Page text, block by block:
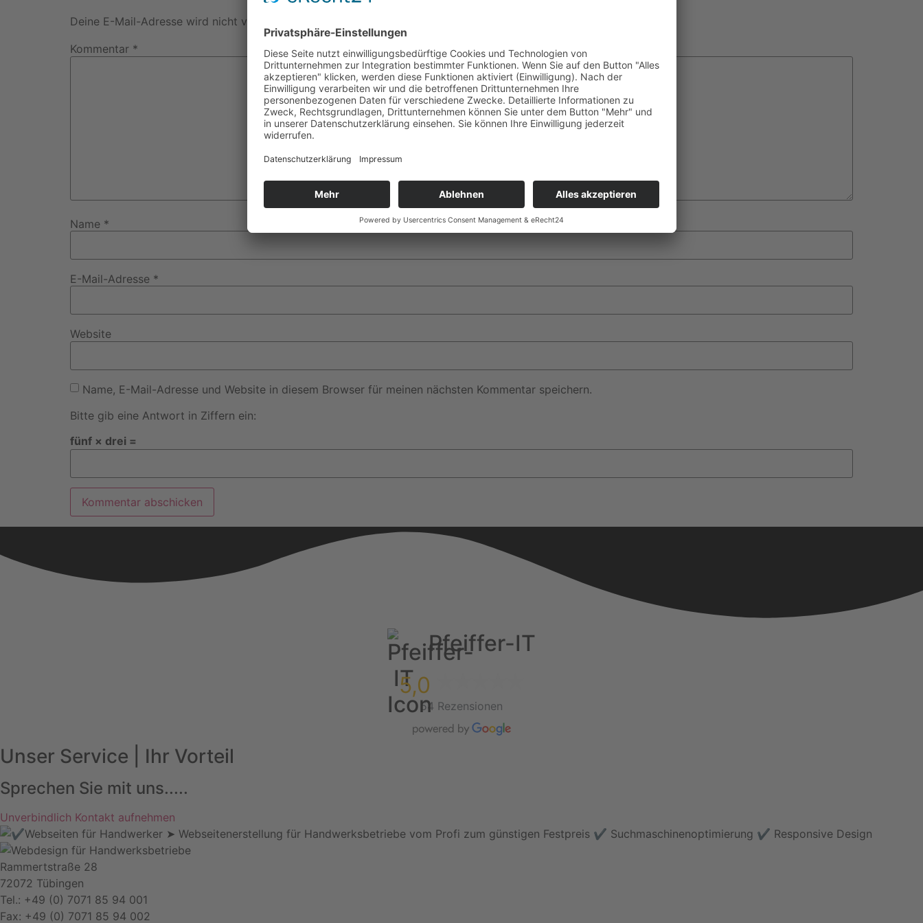
Deine E-Mail-Adresse wird nicht veröffentlicht.
Kommentar *
Name *
E-Mail-Adresse *
Website
Name, E-Mail-Adresse und Website in diesem Browser für meinen nächsten Kommentar speichern.
Bitte gib eine Antwort in Ziffern ein:
fünf × drei =
Pfeiffer-IT
5,0
54 Rezensionen
Unser Service | Ihr Vorteil
Sprechen Sie mit uns.....
Unverbindlich Kontakt aufnehmen
Rammertstraße 28
72072 Tübingen
Tel.: +49 (0) 7071 85 94 001
Fax: +49 (0) 7071 85 94 002